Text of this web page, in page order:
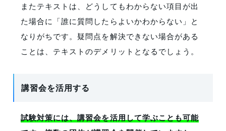
またテキストは、どうしてもわからない項目が出
た場合に「誰に質問したらよいかわからない」と
なりがちです。疑問点を解決できない場合がある
ことは、テキストのデメリットとなるでしょう。
講習会を活用する
試験対策には、講習会を活用して学ぶことも可能